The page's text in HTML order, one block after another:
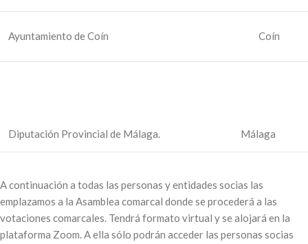
Ayuntamiento de Coín Coín
Diputación Provincial de Málaga. Málaga
A continuación a todas las personas y entidades socias las
emplazamos a la Asamblea comarcal donde se procederá a las
votaciones comarcales. Tendrá formato virtual y se alojará en la
plataforma Zoom. A ella sólo podrán acceder las personas socias